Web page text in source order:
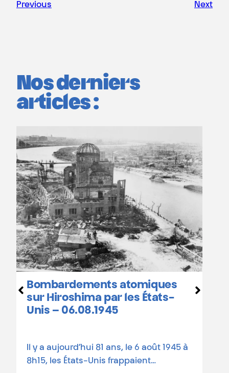
Previous Next
Nos derniers
articles :
États-
6 août 1945 à
Hiroshima et Nagasaki :
calendrier des
commémorations en
81 ans depuis les
atomiques Le 6 août 1945, une